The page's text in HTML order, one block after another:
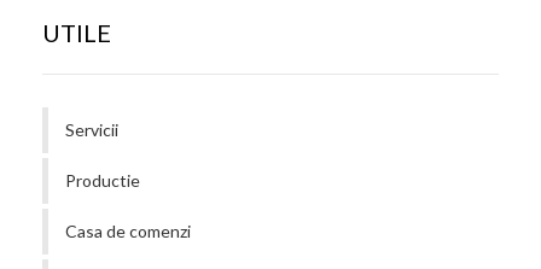
UTILE
Servicii
Productie
Casa de comenzi